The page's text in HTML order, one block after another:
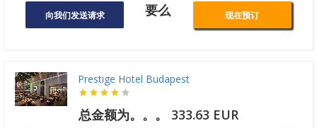
向我们发送请求 要么 现在预订
Prestige Hotel Budapest
总金额为。。。 333.63 EUR